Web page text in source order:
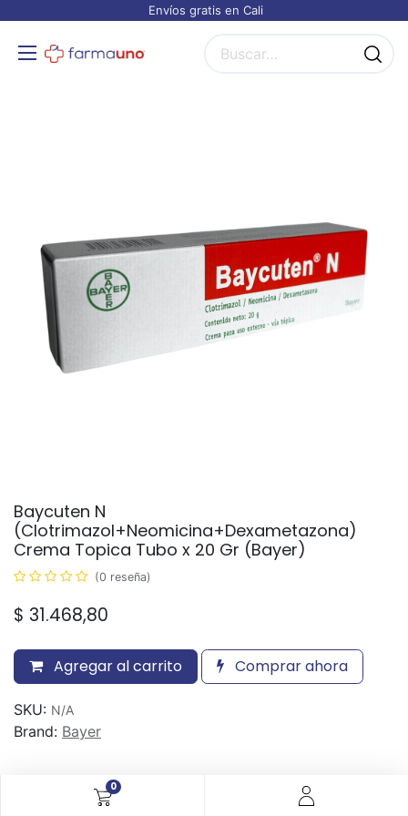
0
Envíos gratis en Cali
Baycuten N
(Clotrimazol+Neomicina+Dexametazona)
Crema Topica Tubo x 20 Gr (Bayer)
(0 reseña)
$ 31.468,80
Agregar al carrito Comprar ahora
SKU: N/A
Brand: Bayer
30-day money-back
7-day returns